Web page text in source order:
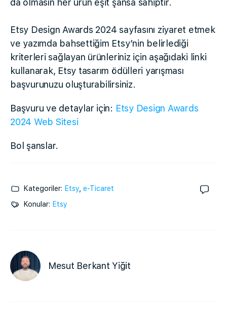
da olmasın her ürün eşit şansa sahiptir.
Etsy Design Awards 2024 sayfasını ziyaret etmek
ve yazımda bahsettiğim Etsy’nin belirlediği
kriterleri sağlayan ürünleriniz için aşağıdaki linki
kullanarak, Etsy tasarım ödülleri yarışması
başvurunuzu oluşturabilirsiniz.
Başvuru ve detaylar için: Etsy Design Awards
2024 Web Sitesi
Bol şanslar.
Kategoriler: Etsy e-Ticaret
Konular: Etsy
Mesut Berkant Yiğit